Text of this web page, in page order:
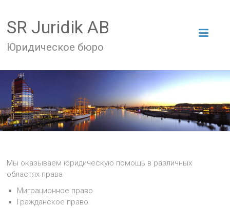
SR Juridik AB
Юридическое бюро
Мы оказываем юридическую помощь в различных
областях права
Миграционное право
Гражданское право